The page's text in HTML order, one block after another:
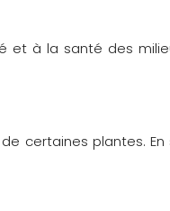
à la santé des
certaines plantes.